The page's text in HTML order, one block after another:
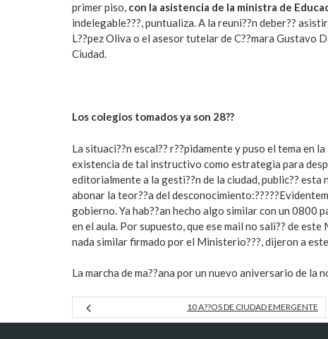
primer piso, con la asistencia de la ministra de
indelegable???, puntualiza. A la reuni??n deber??
L??pez Oliva o el asesor tutelar de C??mara Gustavo
Ciudad.
Los colegios tomados ya son 28??
La situaci??n escal?? r??pidamente y puso el tema en
existencia de tal instructivo como estrategia para
editorialmente a la gesti??n de la ciudad, public??
abonar la teor??a del
gobierno. Ya hab??an hecho algo similar con un 0800
en el aula. Por supuesto, que ese mail no sali?? de
nada similar firmado por el Ministerio???, dijeron a
La marcha de ma??ana por un nuevo aniversario de la
10 A??OS DE CIUDAD EMERGENTE